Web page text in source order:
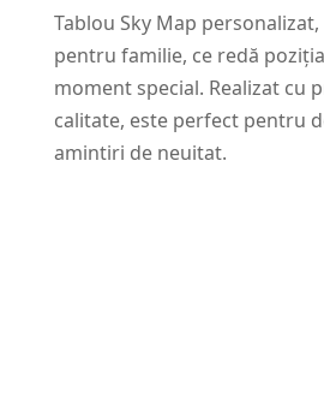
Tablou Sky Map
pentru familie, ce redă
moment special. Realizat cu
calitate, este perfect pentru
amintiri de neuitat.